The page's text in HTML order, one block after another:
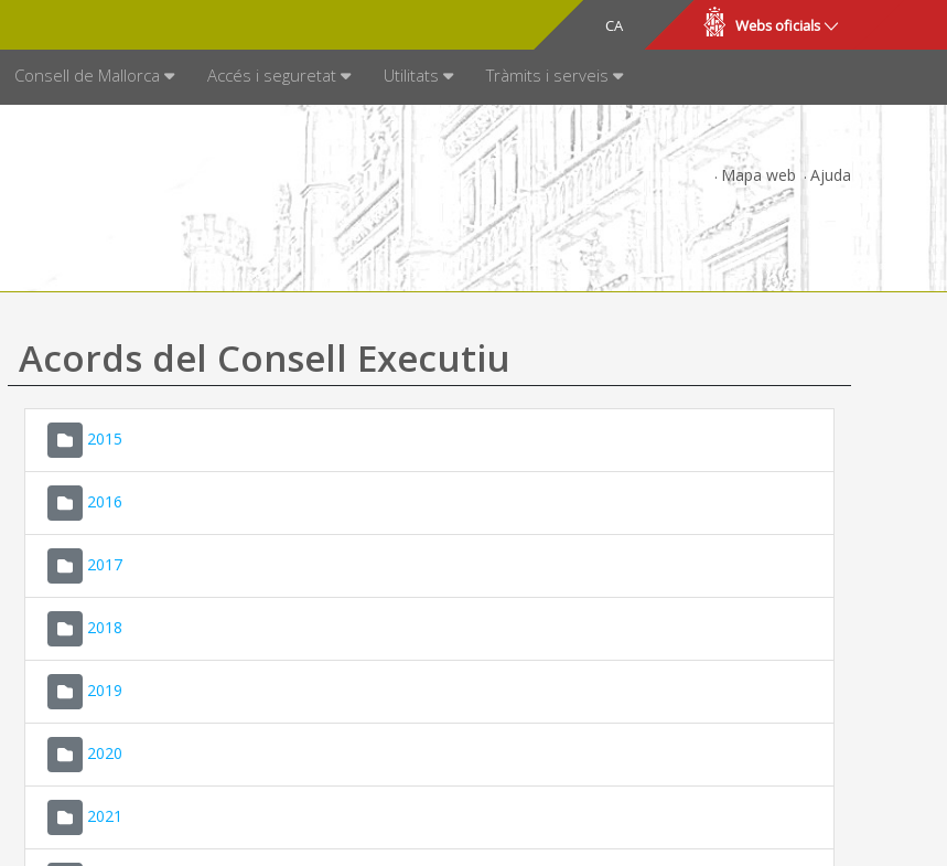
CA
ES Webs oficials
Consell de Mallorca Accés i seguretat Utilitats Tràmits i serveis
Mapa web Ajuda
Acords del Consell Executiu
2015
2016
2017
2018
2019
2020
2021